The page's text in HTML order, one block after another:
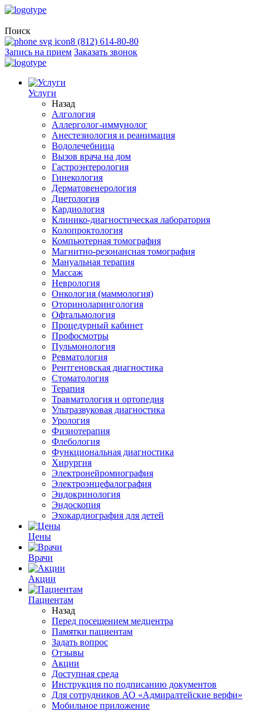
Поиск
8 (812) 614-80-80
Запись на прием Заказать звонок
Услуги
Назад
Алгология
Аллерголог-иммунолог
Анестезиология и реанимация
Водолечебница
Вызов врача на дом
Гастроэнтерология
Гинекология
Дерматовенерология
Диетология
Кардиология
Клинико-диагностическая лаборатория
Колопроктология
Компьютерная томография
Магнитно-резонансная томография
Мануальная терапия
Массаж
Неврология
Онкология (маммология)
Оториноларингология
Офтальмология
Процедурный кабинет
Профосмотры
Пульмонология
Ревматология
Рентгеновская диагностика
Стоматология
Терапия
Травматология и ортопедия
Ультразвуковая диагностика
Урология
Физиотерапия
Флебология
Функциональная диагностика
Хирургия
Электронейромиография
Электроэнцефалография
Эндокринология
Эндоскопия
Эхокардиография для детей
Цены
Врачи
Акции
Пациентам
Назад
Перед посещением медцентра
Памятки пациентам
Задать вопрос
Отзывы
Акции
Доступная среда
Инструкция по подписанию документов
Для сотрудников АО «Адмиралтейские верфи»
Мобильное приложение